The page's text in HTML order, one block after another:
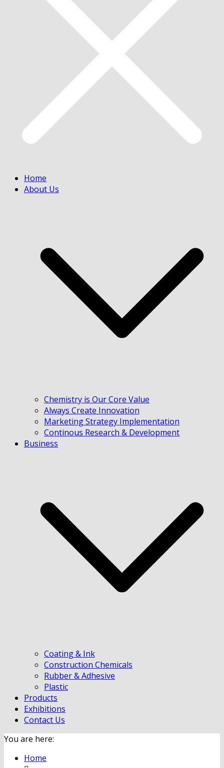
Home
About Us
Chemistry is Our Core Value
Always Create Innovation
Marketing Strategy Implementation
Continous Research & Development
Business
Coating & Ink
Construction Chemicals
Rubber & Adhesive
Plastic
Products
Exhibitions
Contact Us
You are here:
Home